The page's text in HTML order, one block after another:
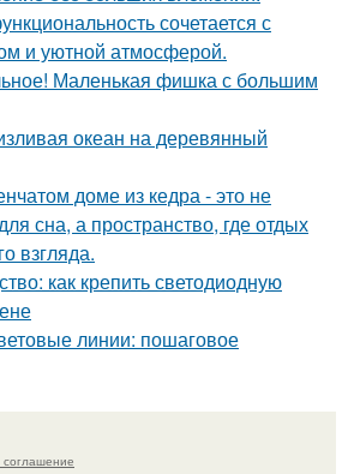
сочетается с
и уютной атмосферой.
Маленькая фишка с большим
океан на деревянный
доме из кедра - это не
сна, а пространство, где отдых
взгляда.
как крепить светодиодную
линии: пошаговое
соглашение